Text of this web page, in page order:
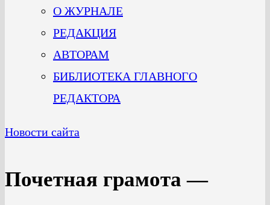
О ЖУРНАЛЕ
РЕДАКЦИЯ
АВТОРАМ
БИБЛИОТЕКА ГЛАВНОГО
РЕДАКТОРА
Новости сайта
Почетная грамота —